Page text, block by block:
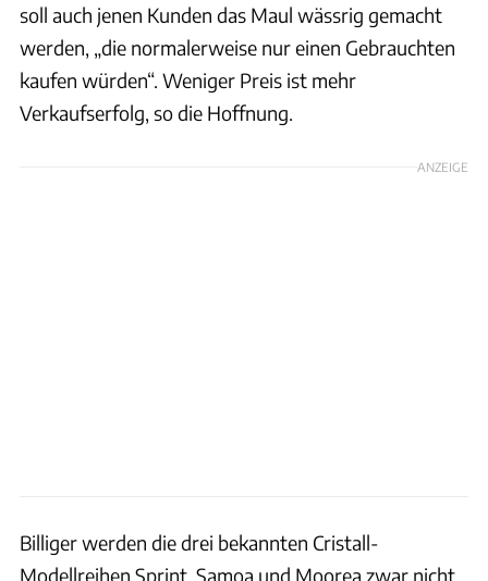
soll auch jenen Kunden das Maul wässrig gemacht
werden, „die normalerweise nur einen Gebrauchten
kaufen würden“. Weniger Preis ist mehr
Verkaufserfolg, so die Hoffnung.
ANZEIGE
Billiger werden die drei bekannten Cristall-
Modellreihen Sprint, Samoa und Moorea zwar nicht